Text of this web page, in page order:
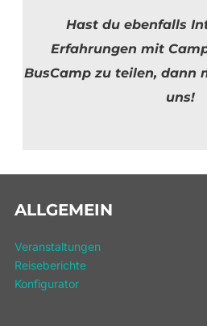
Hast du ebenfalls
Erfahrungen mit
BusCamp zu teilen, dann
uns!
ALLGEMEIN
Veranstaltungen
Reiseberichte
Konfigurator